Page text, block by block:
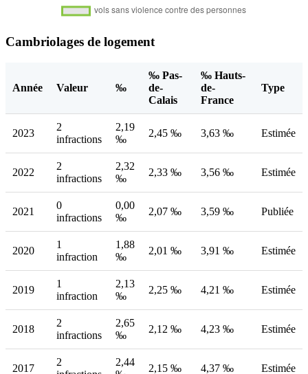
Cambriolages de logement
Année Valeur ‰
‰ Pas-
de-
Calais
‰ Hauts-
de-
France
Type
2023
2
infractions
2,19
‰
2,45 ‰ 3,63 ‰ Estimée
2022
2
infractions
2,32
‰
2,33 ‰ 3,56 ‰ Estimée
2021
0
infractions
0,00
‰
2,07 ‰ 3,59 ‰ Publiée
2020
1
infraction
1,88
‰
2,01 ‰ 3,91 ‰ Estimée
2019
1
infraction
2,13
‰
2,25 ‰ 4,21 ‰ Estimée
2018
2
infractions
2,65
‰
2,12 ‰ 4,23 ‰ Estimée
2017
2
2,44
2,15 ‰ 4,37 ‰ Estimée